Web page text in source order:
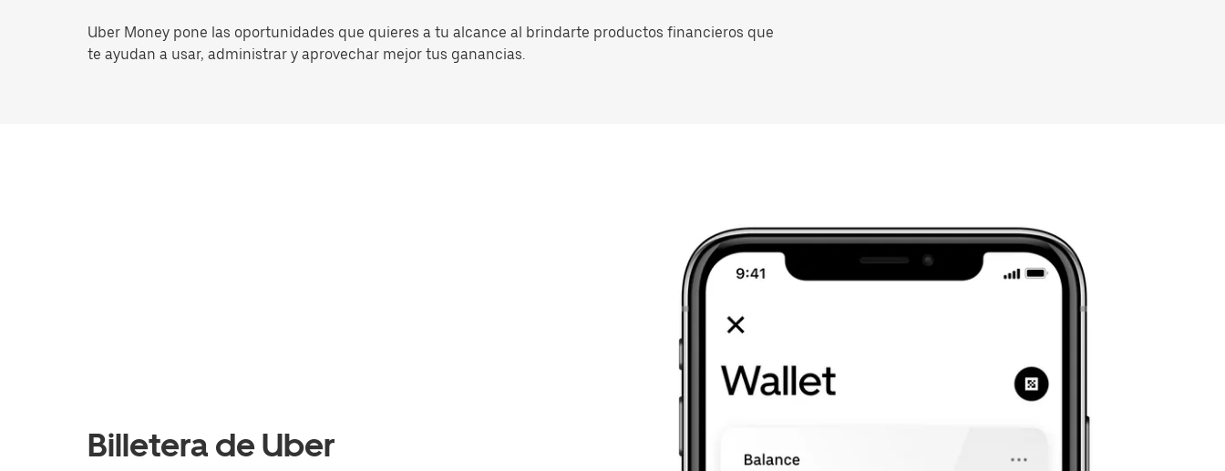
Uber Money pone las oportunidades que quieres a tu alcance al brindarte productos financieros que
te ayudan a usar, administrar y aprovechar mejor tus ganancias.
Billetera de Uber